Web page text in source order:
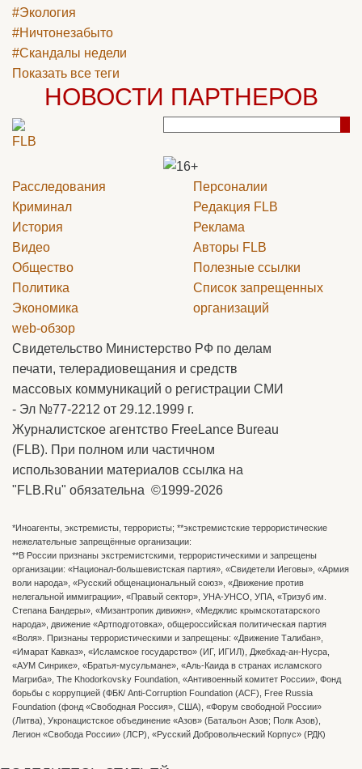
#Экология
#Ничтонезабыто
#Скандалы недели
Показать все теги
НОВОСТИ ПАРТНЕРОВ
Расследования
Криминал
История
Видео
Общество
Политика
Экономика
web-обзор
Персоналии
Редакция FLB
Реклама
Авторы FLB
Полезные ссылки
Список запрещенных
организаций
Свидетельство Министерство РФ по делам
печати, телерадиовещания и средств
массовых коммуникаций о регистрации СМИ
- Эл №77-2212 от 29.12.1999 г.
Журналистское агентство FreeLance Bureau
(FLB). При полном или частичном
использовании материалов ссылка на
"FLB.Ru" обязательна ©1999-2026
*Иноагенты, экстремисты, террористы; **экстремистские террористические
нежелательные запрещённые организации:
**В России признаны экстремистскими, террористическими и запрещены
организации: «Национал-большевистская партия», «Свидетели Иеговы», «Армия
воли народа», «Русский общенациональный союз», «Движение против
нелегальной иммиграции», «Правый сектор», УНА-УНСО, УПА, «Тризуб им.
Степана Бандеры», «Мизантропик дивижн», «Меджлис крымскотатарского
народа», движение «Артподготовка», общероссийская политическая партия
«Воля». Признаны террористическими и запрещены: «Движение Талибан»,
«Имарат Кавказ», «Исламское государство» (ИГ, ИГИЛ), Джебхад-ан-Нусра,
«АУМ Синрике», «Братья-мусульмане», «Аль-Каида в странах исламского
Магриба», The Khodorkovsky Foundation, «Антивоенный комитет России», Фонд
борьбы с коррупцией (ФБК/ Anti-Corruption Foundation (ACF), Free Russia
Foundation (фонд «Свободная Россия», США), «Форум свободной России»
(Литва), Укронацистское объединение «Aзов» (Батальон Азов; Полк Азов),
Легион «Свобода России» (ЛСР), «Русский Добровольческий Корпус» (РДК)